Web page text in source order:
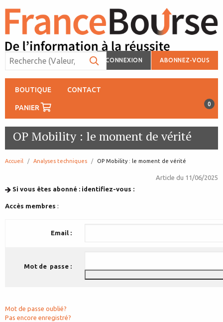
CONNEXION ABONNEZ-VOUS
BOUTIQUE CONTACT
PANIER 0
OP Mobility : le moment de vérité
Accueil Analyses techniques page:
OP Mobility : le moment de vérité
Article du 11/06/2025
Si vous êtes abonné : identifiez-vous :
Accès membres :
Email :
Mot de passe :
Mot de passe oublié?
Pas encore enregistré?